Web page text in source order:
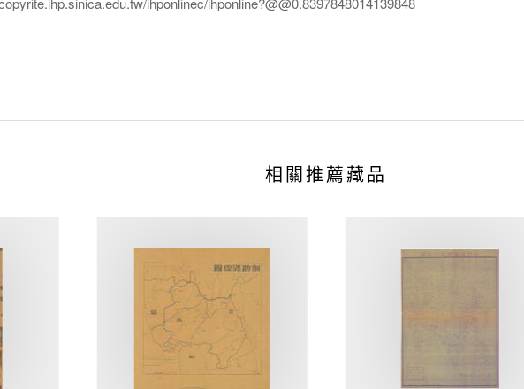
相關推薦藏品